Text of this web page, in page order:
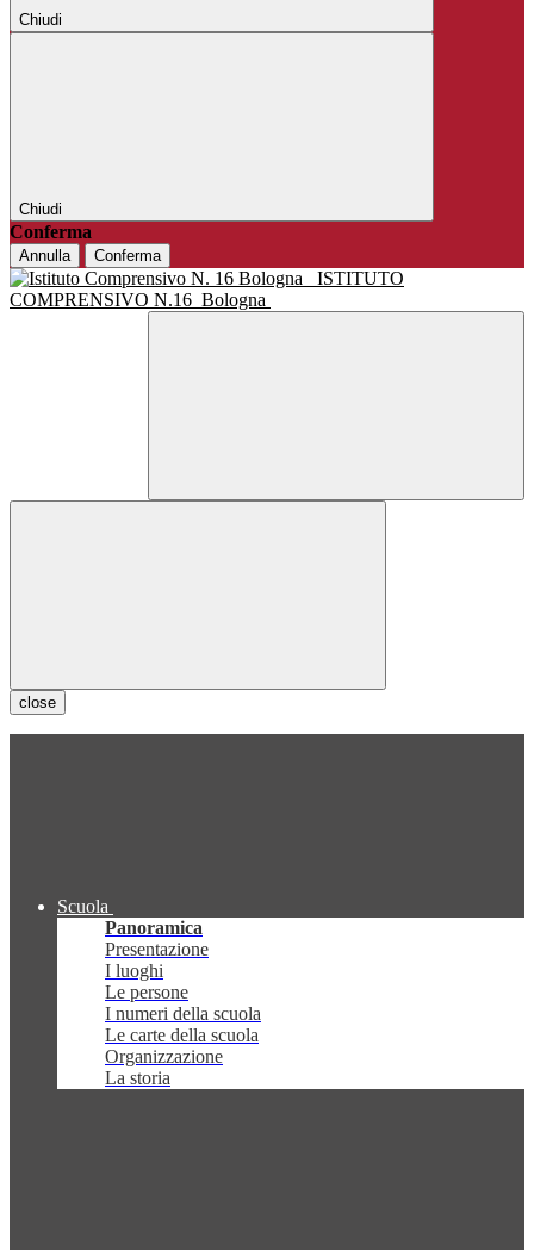
Chiudi
Chiudi
Conferma
Annulla Conferma
ISTITUTO
COMPRENSIVO N.16 Bologna
close
Scuola
Panoramica
Presentazione
I luoghi
Le persone
I numeri della scuola
Le carte della scuola
Organizzazione
La storia